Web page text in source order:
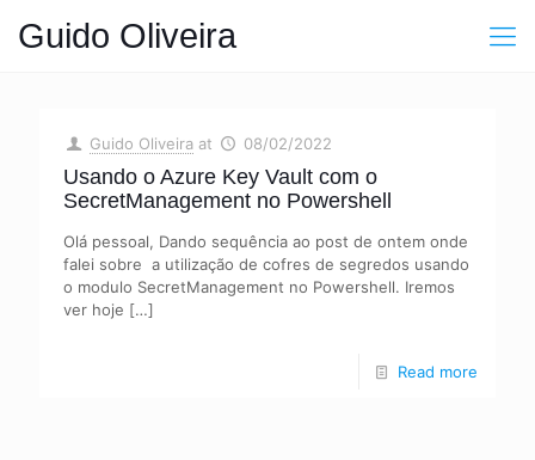
Guido Oliveira
Guido Oliveira at 08/02/2022
Usando o Azure Key Vault com o
SecretManagement no Powershell
Olá pessoal, Dando sequência ao post de ontem onde
falei sobre a utilização de cofres de segredos usando
o modulo SecretManagement no Powershell. Iremos
ver hoje […]
Read more